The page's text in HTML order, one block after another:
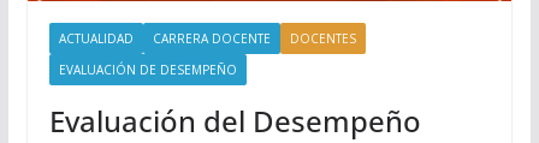
ACTUALIDAD CARRERA DOCENTE
DOCENTES
EVALUACIÓN DE DESEMPEÑO
Evaluación del Desempeño